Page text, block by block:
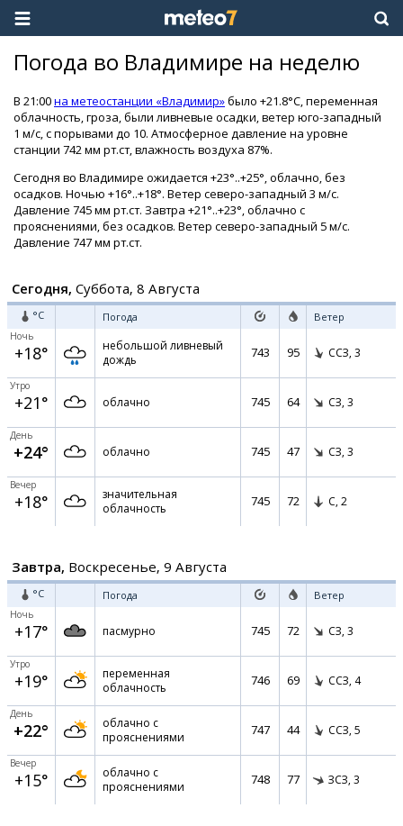
Погода во Владимире на неделю
В 21:00на метеостанции «Владимир»было +21.8°C, переменная
облачность, гроза, были ливневые осадки, ветер юго-западный
1 м/с, с порывами до 10. Атмосферное давление на уровне
станции 742 мм рт.ст, влажность воздуха 87%.
Сегодня во Владимире ожидается +23°..+25°, облачно, без
осадков. Ночью +16°..+18°. Ветер северо-западный 3 м/с.
Давление 745 мм рт.ст. Завтра +21°..+23°, облачно с
прояснениями, без осадков. Ветер северо-западный 5 м/с.
Давление 747 мм рт.ст.
Сегодня, Суббота, 8 Августа
°C Погода Ветер
Ночь
+18°
небольшой ливневый
дождь
743 95 ССЗ, 3
Утро
+21° облачно 745 64 СЗ, 3
День
+24° облачно 745 47 СЗ, 3
Вечер
+18°
значительная
облачность
745 72 С, 2
Завтра, Воскресенье, 9 Августа
°C Погода Ветер
Ночь
+17° пасмурно 745 72 СЗ, 3
Утро
+19°
переменная
облачность
746 69 ССЗ, 4
День
+22°
облачно с
прояснениями
747 44 ССЗ, 5
Вечер
+15°
облачно с
прояснениями
748 77 ЗСЗ, 3